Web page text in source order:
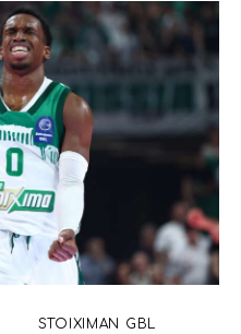
STOIXIMAN GBL